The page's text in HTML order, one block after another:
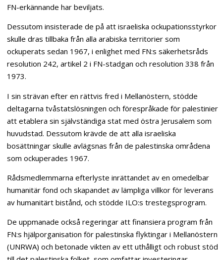
FN-erkännande har beviljats.
Dessutom insisterade de på att israeliska ockupationsstyrkor
skulle dras tillbaka från alla arabiska territorier som
ockuperats sedan 1967, i enlighet med FN:s säkerhetsråds
resolution 242, artikel 2 i FN-stadgan och resolution 338 från
1973.
I sin strävan efter en rättvis fred i Mellanöstern, stödde
deltagarna tvåstatslösningen och förespråkade för palestinier
att etablera sin självständiga stat med östra Jerusalem som
huvudstad. Dessutom krävde de att alla israeliska
bosättningar skulle avlägsnas från de palestinska områdena
som ockuperades 1967.
Rådsmedlemmarna efterlyste inrättandet av en omedelbar
humanitär fond och skapandet av lämpliga villkor för leverans
av humanitärt bistånd, och stödde ILO:s trestegsprogram.
De uppmanade också regeringar att finansiera program från
FN:s hjälporganisation för palestinska flyktingar i Mellanöstern
(UNRWA) och betonade vikten av ett uthålligt och robust stöd